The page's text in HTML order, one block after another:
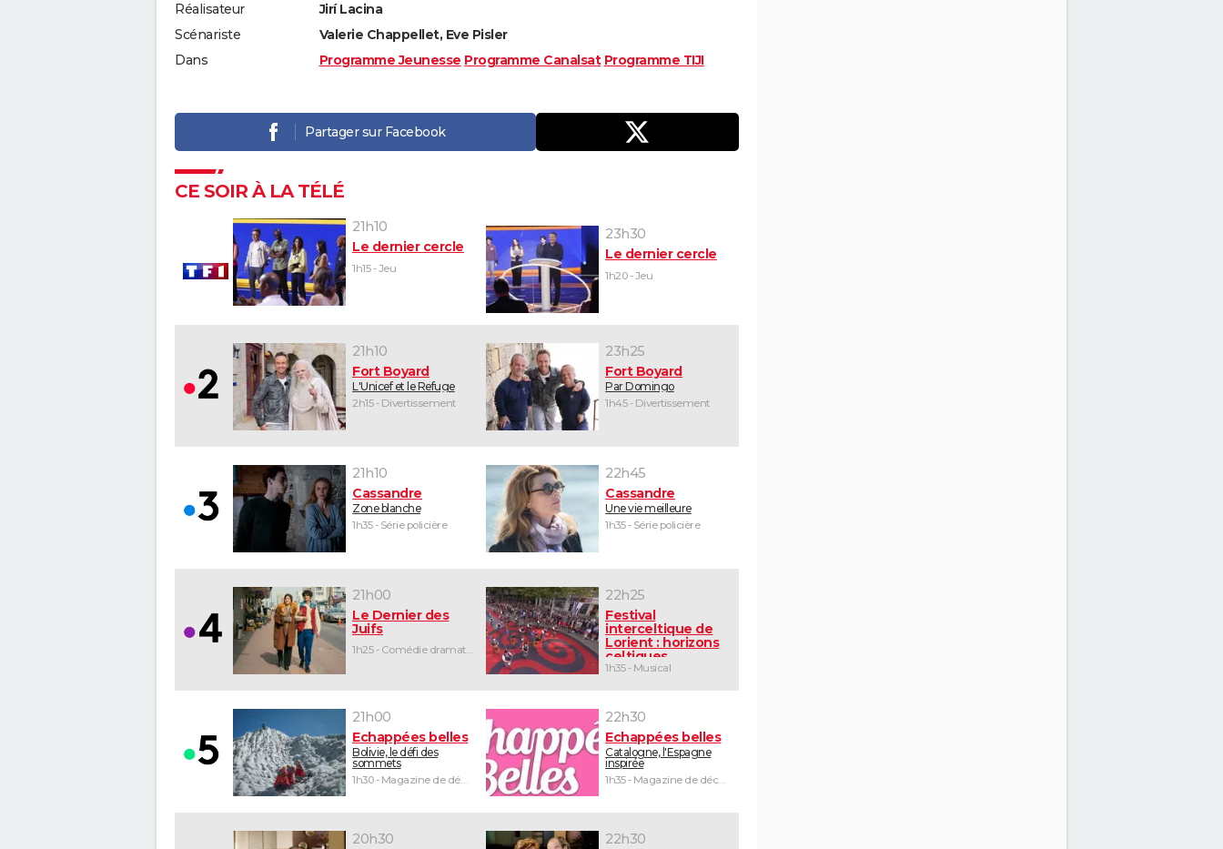
Réalisateur
Jirí Lacina
Scénariste
Valerie Chappellet, Eve Pisler
Dans
Programme Jeunesse Programme Canalsat Programme TIJI
Partager sur Facebook
CE SOIR À LA TÉLÉ
21h10
Le dernier cercle
1h15 - Jeu
23h30
Le dernier cercle
1h20 - Jeu
21h10
Fort Boyard
L'Unicef et le Refuge
2h15 - Divertissement
23h25
Fort Boyard
Par Domingo
1h45 - Divertissement
21h10
Cassandre
Zone blanche
1h35 - Série policière
22h45
Cassandre
Une vie meilleure
1h35 - Série policière
21h00
Le Dernier des
Juifs
1h25 - Comédie dramatique
22h25
Festival
interceltique de
Lorient : horizons
celtiques
1h35 - Musical
21h00
Echappées belles
Bolivie, le défi des
sommets
1h30 - Magazine de découvertes
22h30
Echappées belles
Catalogne, l'Espagne
inspirée
1h35 - Magazine de découvertes
20h30
22h30